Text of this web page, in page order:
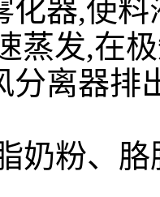
化器,使
蒸发,在
分离器排
奶粉、